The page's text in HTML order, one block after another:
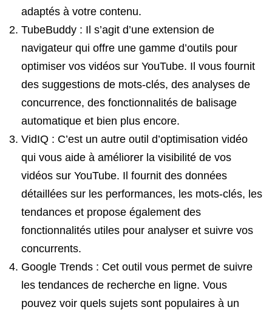
adaptés à votre contenu.
TubeBuddy : Il s’agit d’une extension de
navigateur qui offre une gamme d’outils pour
optimiser vos vidéos sur YouTube. Il vous fournit
des suggestions de mots-clés, des analyses de
concurrence, des fonctionnalités de balisage
automatique et bien plus encore.
VidIQ : C’est un autre outil d’optimisation vidéo
qui vous aide à améliorer la visibilité de vos
vidéos sur YouTube. Il fournit des données
détaillées sur les performances, les mots-clés, les
tendances et propose également des
fonctionnalités utiles pour analyser et suivre vos
concurrents.
Google Trends : Cet outil vous permet de suivre
les tendances de recherche en ligne. Vous
pouvez voir quels sujets sont populaires à un